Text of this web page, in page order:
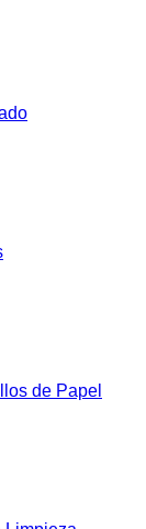
de Papel